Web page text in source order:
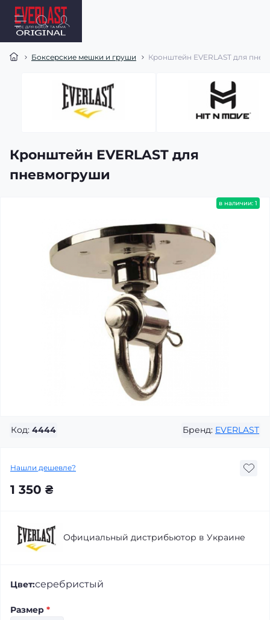
Боксерские мешки и груши Кронштейн EVERLAST для
Кронштейн EVERLAST для
пневмогруши
в наличии: 1
Код: 4444 Бренд: EVERLAST
Нашли дешевле?
1 350 ₴
Официальный дистрибьютор в Украине
Цвет:серебристый
Размер *